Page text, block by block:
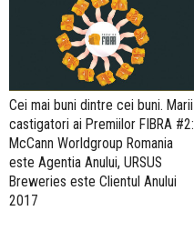
Cei mai buni dintre cei buni. Marii
castigatori ai Premiilor FIBRA #2:
McCann Worldgroup Romania
este Agentia Anului, URSUS
Breweries este Clientul Anului
2017